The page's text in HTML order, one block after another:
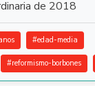
de 2018
#edad-media
#reformismo-borbones